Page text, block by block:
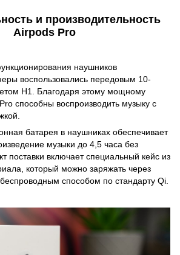
и производительность
Airpods Pro
наушников
воспользовались передовым 10-
H1. Благодаря этому мощному
способны воспроизводить музыку с
батарея в наушниках обеспечивает
музыки до 4,5 часа без
поставки включает специальный кейс из
который можно заряжать через
способом по стандарту Qi.